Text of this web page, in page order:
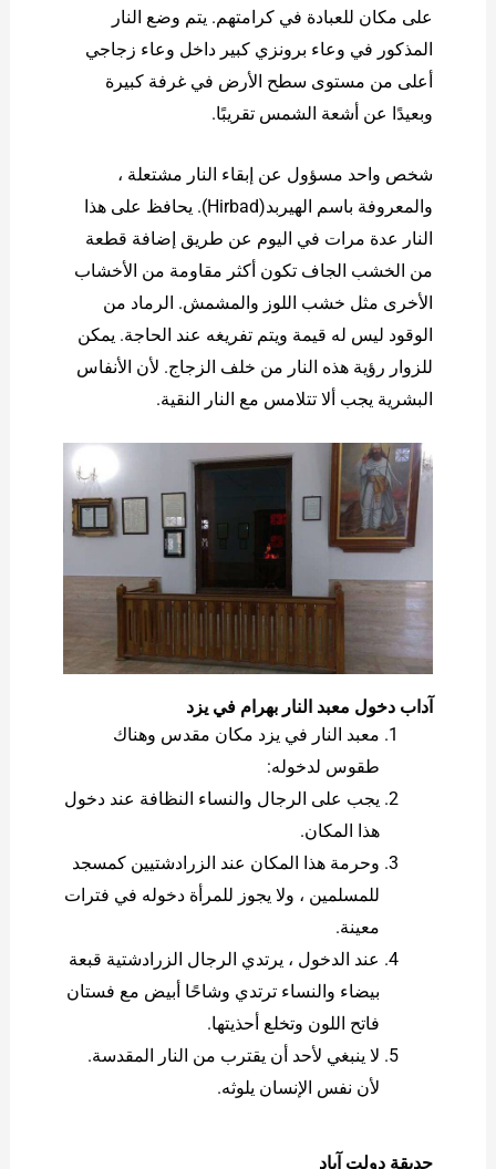
على مكان للعبادة في كرامتهم. يتم وضع النار
المذكور في وعاء برونزي كبير داخل وعاء زجاجي
أعلى من مستوى سطح الأرض في غرفة كبيرة
وبعيدًا عن أشعة الشمس تقريبًا.
شخص واحد مسؤول عن إبقاء النار مشتعلة ،
والمعروفة باسم الهيربد(Hirbad). يحافظ على هذا
النار عدة مرات في اليوم عن طريق إضافة قطعة
من الخشب الجاف تكون أكثر مقاومة من الأخشاب
الأخرى مثل خشب اللوز والمشمش. الرماد من
الوقود ليس له قيمة ويتم تفريغه عند الحاجة. يمكن
للزوار رؤية هذه النار من خلف الزجاج. لأن الأنفاس
البشرية يجب ألا تتلامس مع النار النقية.
آداب دخول معبد النار بهرام في يزد
معبد النار في يزد مكان مقدس وهناك
طقوس لدخوله:
يجب على الرجال والنساء النظافة عند دخول
هذا المكان.
وحرمة هذا المكان عند الزرادشتيين كمسجد
للمسلمين ، ولا يجوز للمرأة دخوله في فترات
معينة.
عند الدخول ، يرتدي الرجال الزرادشتية قبعة
بيضاء والنساء ترتدي وشاحًا أبيض مع فستان
فاتح اللون وتخلع أحذيتها.
لا ينبغي لأحد أن يقترب من النار المقدسة.
لأن نفس الإنسان يلوثه.
حديقة دولت آباد